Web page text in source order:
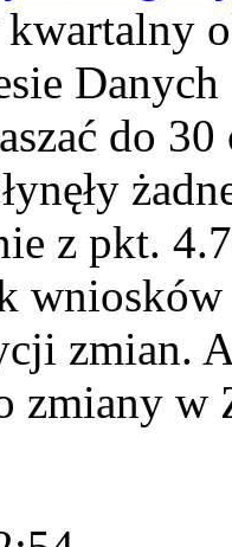
do
z pkt.
zmian.
zmiany w